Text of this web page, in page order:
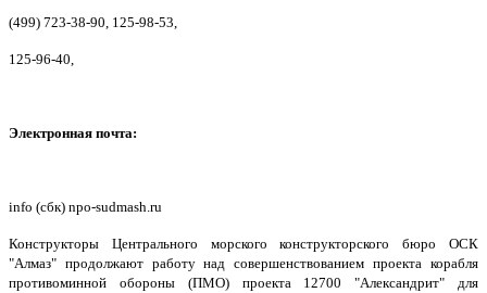
(499) 723-38-90, 125-98-53,
125-96-40,
Электронная почта:
info (сбк) npo-sudmash.ru
Конструкторы Центрального морского конструкторского бюро ОСК
"Алмаз" продолжают работу над совершенствованием проекта корабля
противоминной обороны (ПМО) проекта 12700 "Александрит" для